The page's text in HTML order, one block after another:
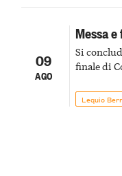
09
AGO
Messa
Si
finale di
Lequio